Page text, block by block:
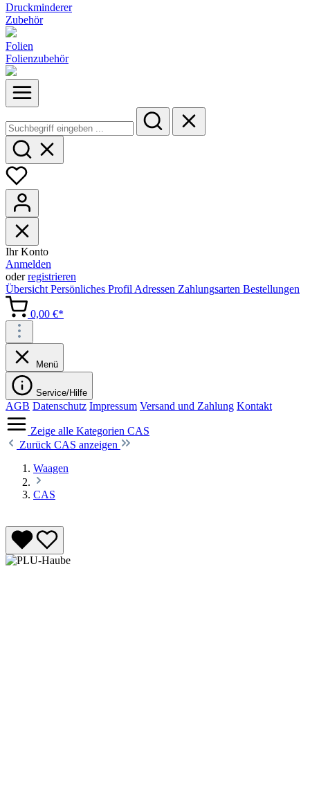
Druckminderer
Zubehör
Folien
Folienzubehör
Ihr Konto
Anmelden
oderregistrieren
Übersicht Persönliches Profil Adressen Zahlungsarten Bestellungen
0,00 €*
Menü
Service/Hilfe
AGB Datenschutz Impressum Versand und Zahlung Kontakt
Zeige alle Kategorien CAS
Zurück CAS anzeigen
Waagen
CAS